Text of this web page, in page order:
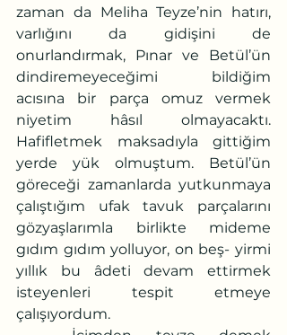
zaman da Meliha Teyze’nin hatırı,
varlığını da gidişini de
onurlandırmak, Pınar ve Betül’ün
dindiremeyeceğimi bildiğim
acısına bir parça omuz vermek
niyetim hâsıl olmayacaktı.
Hafifletmek maksadıyla gittiğim
yerde yük olmuştum. Betül’ün
göreceği zamanlarda yutkunmaya
çalıştığım ufak tavuk parçalarını
gözyaşlarımla birlikte mideme
gıdım gıdım yolluyor, on beş- yirmi
yıllık bu âdeti devam ettirmek
isteyenleri tespit etmeye
çalışıyordum.